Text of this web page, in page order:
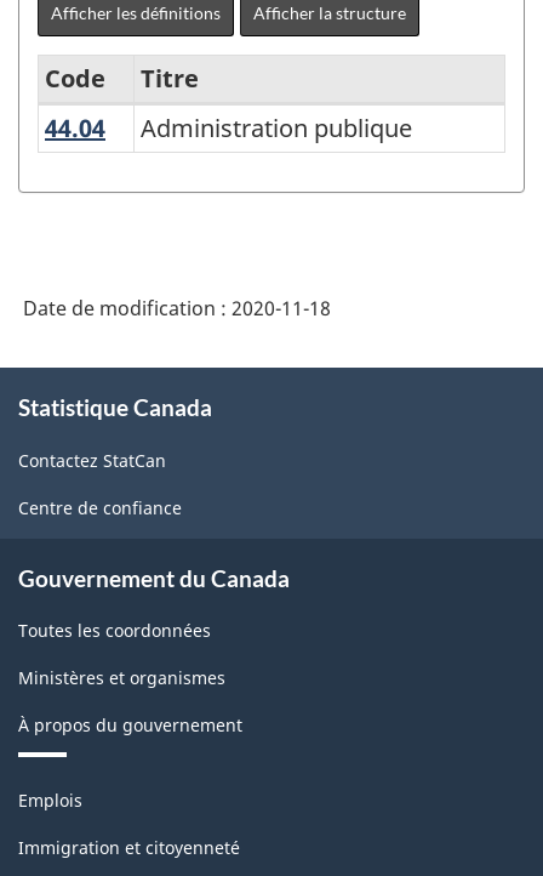
Afficher les définitions Afficher la structure
Variante
2016
Regroupements
de
cannabis
STGM
SACHES
de
la
Code
Titre
44.04 Administration publique
Administration publique
Date de modification : 2020-11-18
propos
ce
site
Statistique Canada
Contactez StatCan
Centre de confiance
Gouvernement du Canada
Toutes les coordonnées
Ministères et organismes
À propos du gouvernement
Thèmes
sujets
Emplois
Immigration et citoyenneté